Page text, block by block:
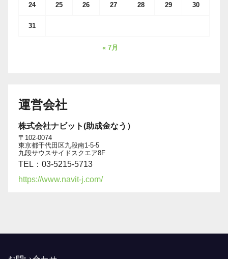
24 25 26 27 28 29 30
31
« 7月
運営会社
株式会社ナビット(助成金なう）
〒102-0074
東京都千代田区九段南1-5-5
九段サウスサイドスクエア8F
TEL：03-5215-5713
https://www.navit-j.com/